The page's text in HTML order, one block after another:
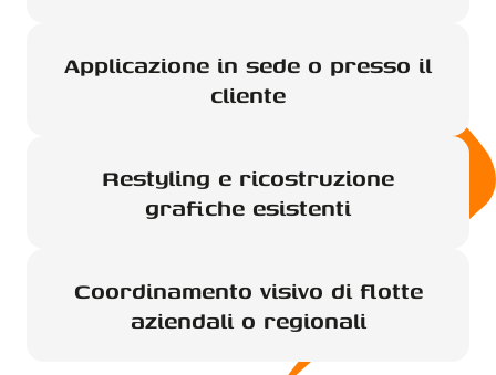
Applicazione in sede o presso il
cliente
Restyling e ricostruzione
grafiche esistenti
Coordinamento visivo di flotte
aziendali o regionali